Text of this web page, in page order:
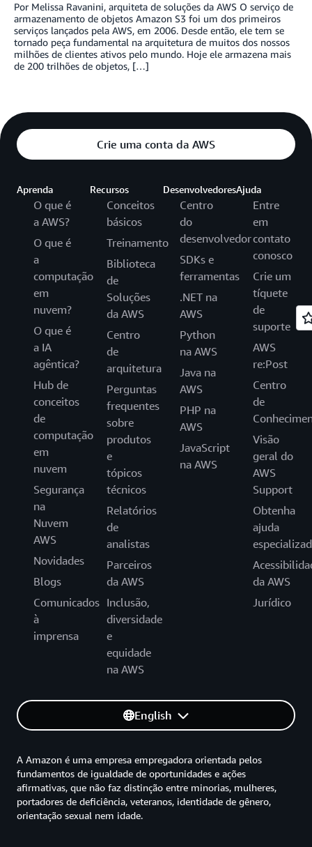
Por Melissa Ravanini, arquiteta de soluções da AWS O serviço de
armazenamento de objetos Amazon S3 foi um dos primeiros
serviços lançados pela AWS, em 2006. Desde então, ele tem se
tornado peça fundamental na arquitetura de muitos dos nossos
milhões de clientes ativos pelo mundo. Hoje ele armazena mais
de 200 trilhões de objetos, […]
Crie uma conta da AWS
Aprenda
O que é
a AWS?
O que é
a
computação
em
nuvem?
O que é
a IA
agêntica?
Hub de
conceitos
de
computação
em
nuvem
Segurança
na
Nuvem
AWS
Novidades
Blogs
Comunicados
à
imprensa
Recursos
Conceitos
básicos
Treinamento
Biblioteca
de
Soluções
da AWS
Centro
de
arquitetura
Perguntas
frequentes
sobre
produtos
e
tópicos
técnicos
Relatórios
de
analistas
Parceiros
da AWS
Inclusão,
diversidade
e
equidade
na AWS
Desenvolvedores
Centro
do
desenvolvedor
SDKs e
ferramentas
.NET na
AWS
Python
na AWS
Java na
AWS
PHP na
AWS
JavaScript
na AWS
Ajuda
Entre
em
contato
conosco
Crie um
tíquete
de
suporte
AWS
re:Post
Centro
de
Visão
geral do
AWS
Support
Obtenha
ajuda
da AWS
Jurídico
English
A Amazon é uma empresa empregadora orientada pelos
fundamentos de igualdade de oportunidades e ações
afirmativas, que não faz distinção entre minorias, mulheres,
portadores de deficiência, veteranos, identidade de gênero,
orientação sexual nem idade.